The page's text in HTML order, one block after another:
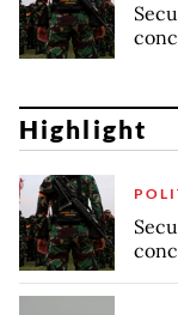
Highlight